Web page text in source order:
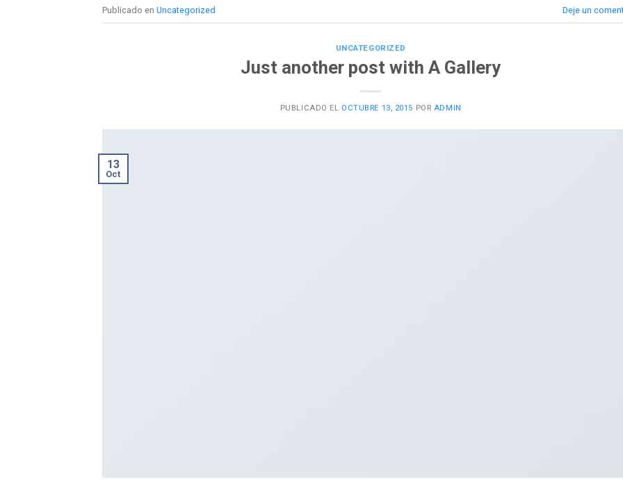
Publicado en Uncategorized Deje un
UNCATEGORIZED
Just another post with A Gallery
PUBLICADO EL OCTUBRE 13, 2015 POR ADMIN
13
Oct